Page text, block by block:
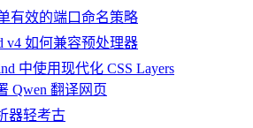
有效的端口命名策略
如何兼容预处理器
中使用现代化 CSS Layers
Qwen 翻译网页
器轻考古